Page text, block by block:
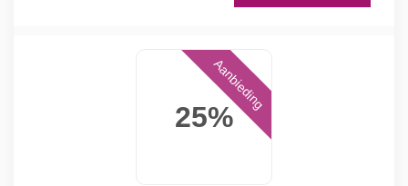
25%
Aanbieding